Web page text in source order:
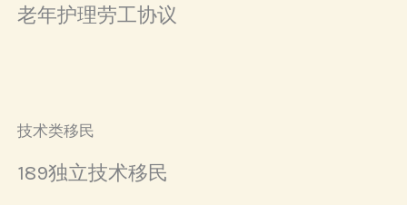
老年护理劳工协议
技术类移民
189独立技术移民